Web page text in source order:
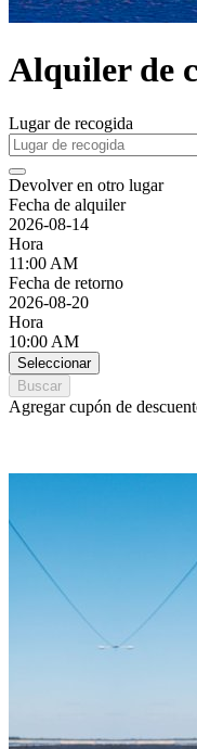
Alquiler de
Lugar de recogida
Devolver en otro lugar
Fecha de alquiler
2026-08-14
Hora
11:00 AM
Fecha de retorno
2026-08-20
Hora
10:00 AM
Seleccionar
Buscar
Agregar cupón de